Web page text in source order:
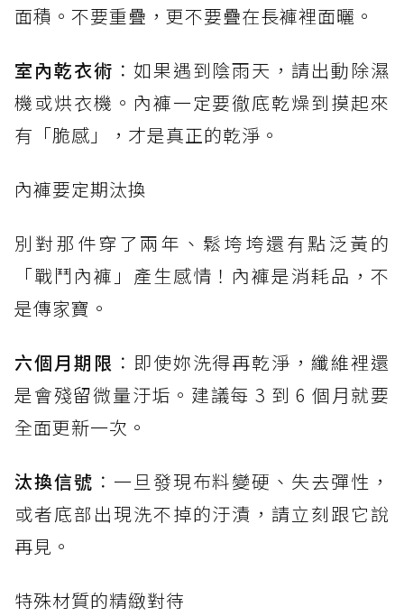
面積。不要重疊，更不要疊在長褲裡面曬。
室內乾衣術 ：如果遇到陰雨天，請出動除濕
機或烘衣機。內褲一定要徹底乾燥到摸起來
有「脆感」，才是真正的乾淨。
內褲要定期汰換
別對那件穿了兩年、鬆垮垮還有點泛黃的
「戰鬥內褲」產生感情！內褲是消耗品，不
是傳家寶。
六個月期限 ：即使妳洗得再乾淨，纖維裡還
是會殘留微量汙垢。建議每 3 到 6 個月就要
全面更新一次。
汰換信號 ：一旦發現布料變硬、失去彈性，
或者底部出現洗不掉的汙漬，請立刻跟它說
再見。
特殊材質的精緻對待